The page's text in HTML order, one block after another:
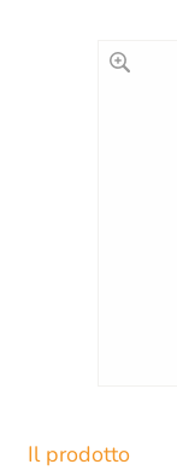
Il prodotto